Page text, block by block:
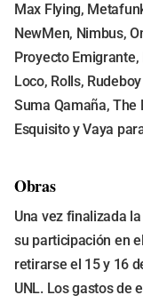
Max Flying,
NewMen, Nimbus,
Proyecto
Loco, Rolls,
Suma Qamaña, The
Esquisito y Vaya
Obras
Una vez finalizada
su participación en
retirarse el 15 y 16
UNL. Los gastos de